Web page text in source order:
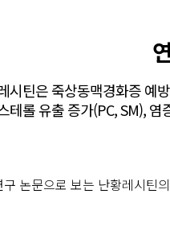
시틴은 죽상동맥경화증 예
테롤 유출 증가(PC, SM),